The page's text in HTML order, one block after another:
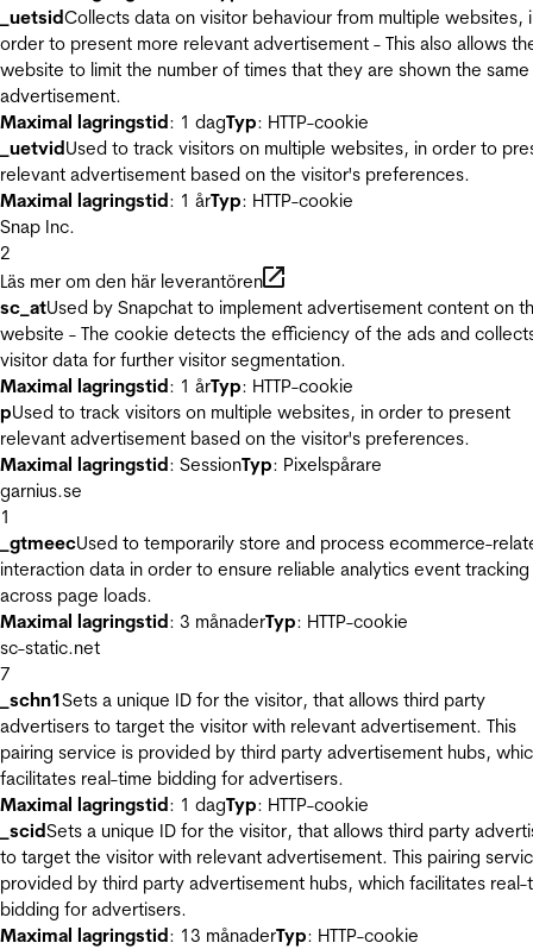
_uetsidCollects data on visitor behaviour from multiple websites,
order to present more relevant advertisement - This also allows
website to limit the number of times that they are shown the same
advertisement.
Maximal lagringstid: 1 dagTyp: HTTP-cookie
_uetvidUsed to track visitors on multiple websites, in order to
relevant advertisement based on the visitor's preferences.
Maximal lagringstid: 1 årTyp: HTTP-cookie
Snap Inc.
2
Läs mer om den här leverantören
sc_atUsed by Snapchat to implement advertisement content on
website - The cookie detects the efficiency of the ads and
visitor data for further visitor segmentation.
Maximal lagringstid: 1 årTyp: HTTP-cookie
pUsed to track visitors on multiple websites, in order to present
relevant advertisement based on the visitor's preferences.
Maximal lagringstid: SessionTyp: Pixelspårare
garnius.se
1
_gtmeecUsed to temporarily store and process ecommerce-
interaction data in order to ensure reliable analytics event tracking
across page loads.
Maximal lagringstid: 3 månaderTyp: HTTP-cookie
sc-static.net
7
_schn1Sets a unique ID for the visitor, that allows third party
advertisers to target the visitor with relevant advertisement. This
pairing service is provided by third party advertisement hubs,
facilitates real-time bidding for advertisers.
Maximal lagringstid: 1 dagTyp: HTTP-cookie
_scidSets a unique ID for the visitor, that allows third party
to target the visitor with relevant advertisement. This pairing
provided by third party advertisement hubs, which facilitates real-
bidding for advertisers.
Maximal lagringstid: 13 månaderTyp: HTTP-cookie